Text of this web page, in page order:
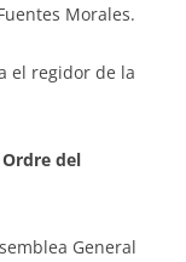
Morales.
el regidor de la
Ordre del
General